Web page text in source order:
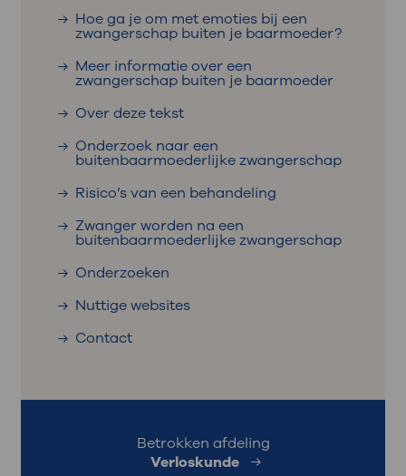
Hoe ga je om met emoties bij een
zwangerschap buiten je baarmoeder?
Meer informatie over een
zwangerschap buiten je baarmoeder
Over deze tekst
Onderzoek naar een
buitenbaarmoederlijke zwangerschap
Risico’s van een behandeling
Zwanger worden na een
buitenbaarmoederlijke zwangerschap
Onderzoeken
Nuttige websites
Contact
Betrokken afdeling
Verloskunde